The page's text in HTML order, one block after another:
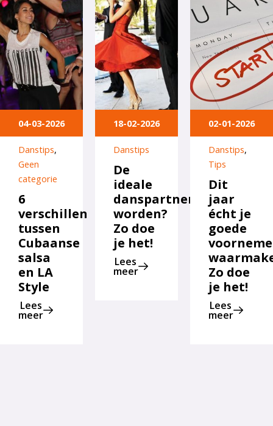
04-03-2026
Danstips,
Geen
categorie
6
verschillen
tussen
Cubaanse
salsa
en LA
Style
Lees
meer
18-02-2026
Danstips
De
ideale
danspartner
worden?
Zo doe
je het!
Lees
meer
02-01-2026
Danstips,
Tips
Dit
jaar
écht je
goede
Zo doe
je het!
Lees
meer